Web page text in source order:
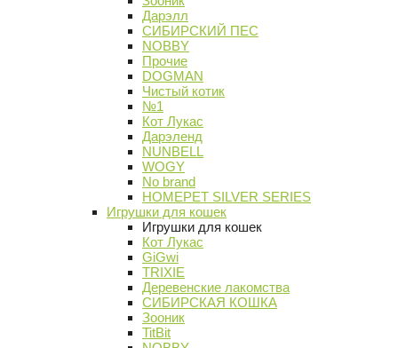
Дарэлл
СИБИРСКИЙ ПЕС
NOBBY
Прочие
DOGMAN
Чистый котик
№1
Кот Лукас
Дарэленд
NUNBELL
WOGY
No brand
HOMEPET SILVER SERIES
Игрушки для кошек
Игрушки для кошек
Кот Лукас
GiGwi
TRIXIE
Деревенские лакомства
СИБИРСКАЯ КОШКА
Зооник
TitBit